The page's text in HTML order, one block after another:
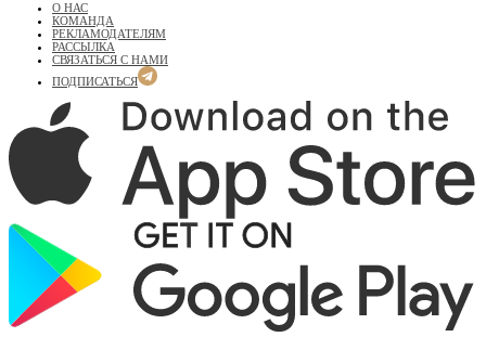
О НАС
КОМАНДА
РЕКЛАМОДАТЕЛЯМ
РАССЫЛКА
СВЯЗАТЬСЯ С НАМИ
ПОДПИСАТЬСЯ